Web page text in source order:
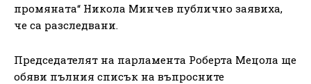
промяната“ Никола Минчев публично заявиха,
че са разследвани.
Председателят на парламента Роберта Мецола ще
обяви пълния списък на въпросните